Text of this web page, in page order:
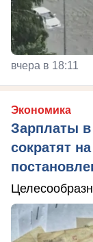
вчера в 18:11
Экономика
Зарплаты
сократят